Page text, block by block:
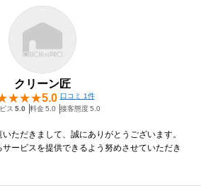
クリーン匠
5.0 口コミ 1件
ス 5.0 料金 5.0 接客態度 5.0
ただきまして、誠にありがとうございます。
ービスを提供できるよう努めさせていただき